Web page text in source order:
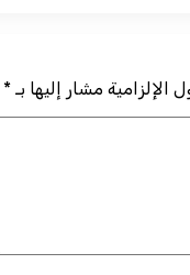
الإلزامية مشار إليها بـ *